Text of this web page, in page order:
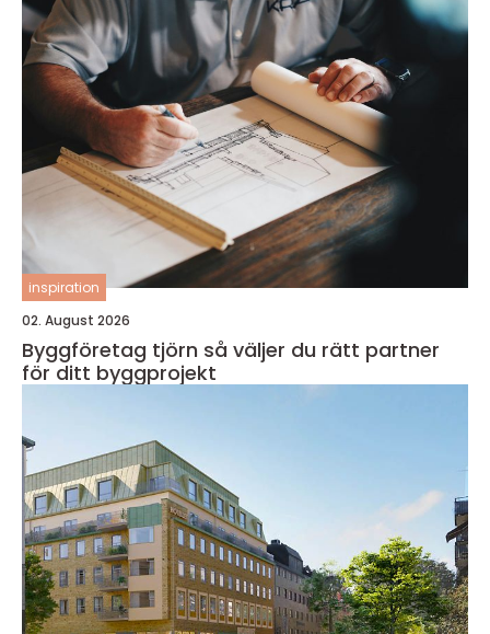
inspiration
02. August 2026
Byggföretag tjörn så väljer du rätt partner
för ditt byggprojekt